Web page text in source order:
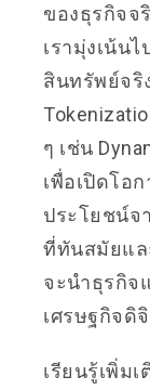
ของธุรกิจจ
เรามุ่งเน้น
สินทรัพย์จริ
ๆ เช่น
เพื่อเปิดโอ
ประโยชน์จ
ที่ทันสมัยแล
จะนำธุรกิจ
เศรษฐกิจดิ
เรียนรู้เพิ่ม